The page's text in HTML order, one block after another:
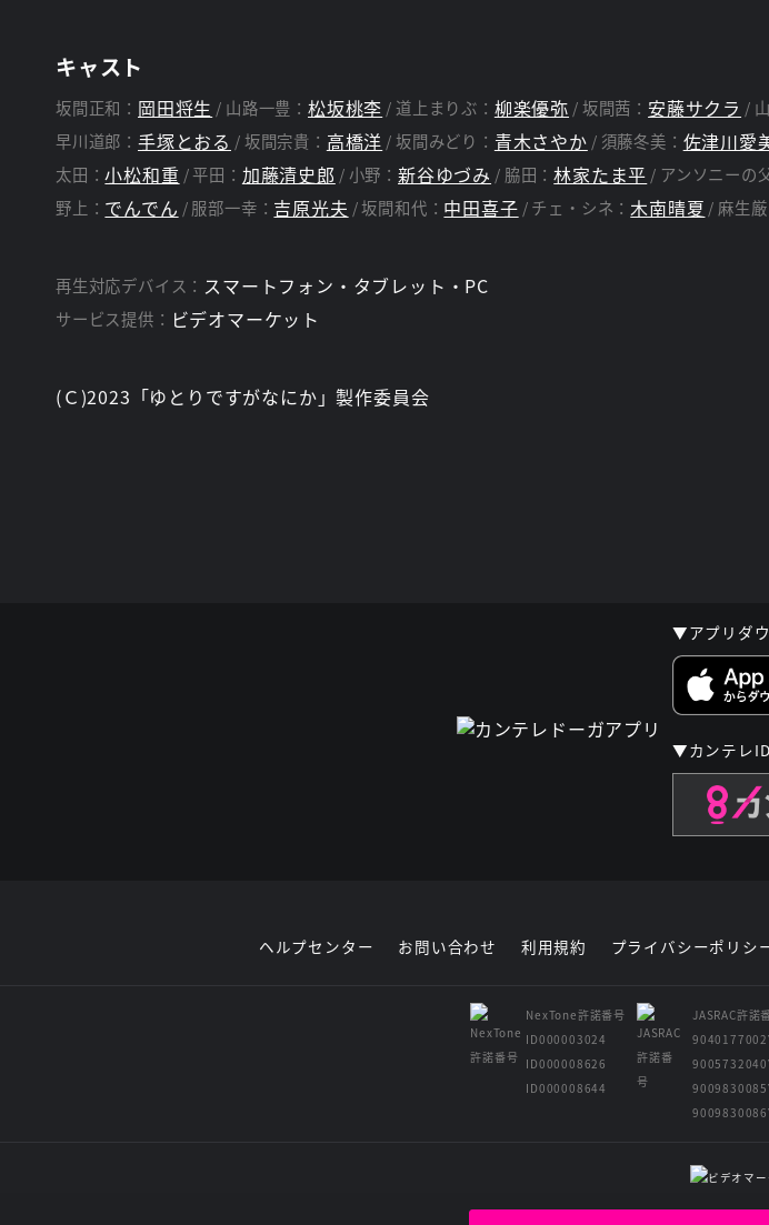
キャスト
坂間正和： 岡田将生 山路一豊：松坂桃李 道上まりぶ： 柳楽優弥 坂間茜： 安藤サクラ
早川道郎： 手塚とおる 坂間宗貴： 高橋洋 坂間みどり： 青木さやか 須藤冬美： 佐津川愛
太田：小松和重 平田： 加藤清史郎 小野：新谷ゆづみ 脇田：林家たま平 アンソニーの
野上： でんでん 服部一幸： 吉原光夫 坂間和代： 中田喜子 チェ・シネ： 木南晴夏 麻生厳
再生対応デバイス： スマートフォン・タブレット・PC
サービス提供： ビデオマーケット
(Ｃ)2023「ゆとりですがなにか」製作委員会
▼アプリダ
▼カンテレ
ヘルプセンター お問い合わせ 利用規約 プライバシーポリシ
NexTone許諾番号
ID000003024
ID000008626
ID000008644
JASRAC許諾